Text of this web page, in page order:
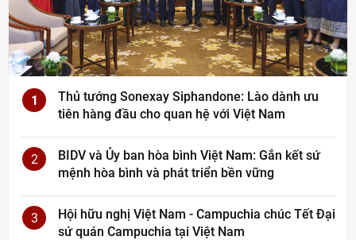
1
Thủ tướng Sonexay Siphandone: Lào dành ưu
tiên hàng đầu cho quan hệ với Việt Nam
2
BIDV và Ủy ban hòa bình Việt Nam: Gắn kết sứ
mệnh hòa bình và phát triển bền vững
3
Hội hữu nghị Việt Nam - Campuchia chúc Tết Đại
sứ quán Campuchia tại Việt Nam